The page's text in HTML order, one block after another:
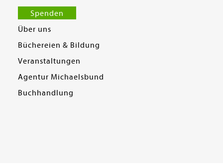
Spenden
Über uns
Büchereien & Bildung
Veranstaltungen
Agentur Michaelsbund
Buchhandlung